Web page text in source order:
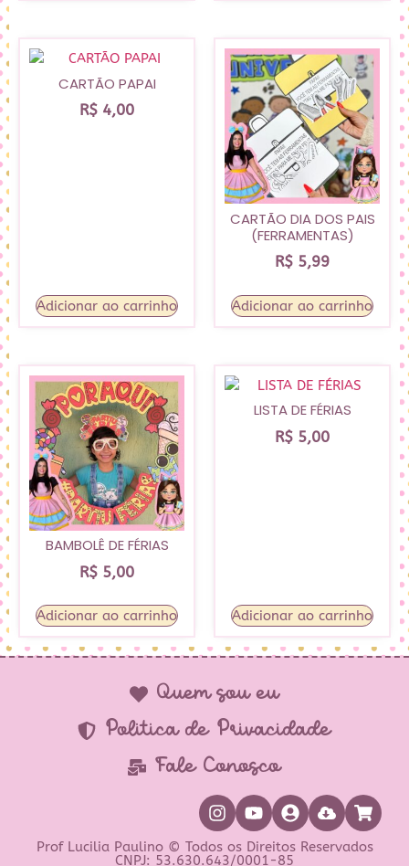
CARTÃO PAPAI
R$ 4,00
Adicionar ao carrinho
CARTÃO DIA DOS PAIS
(FERRAMENTAS)
R$ 5,99
Adicionar ao carrinho
BAMBOLÊ DE FÉRIAS
R$ 5,00
Adicionar ao carrinho
LISTA DE FÉRIAS
R$ 5,00
Adicionar ao carrinho
Quem sou eu
Política de Privacidade
Fale Conosco
Prof Lucilia Paulino © Todos os Direitos Reservados
CNPJ: 53.630.643/0001-85